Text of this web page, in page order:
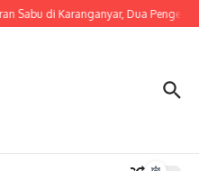
Sabu di Karanganyar, Dua